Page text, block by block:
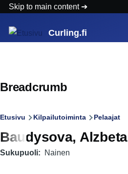
Skip to main content
Curling.fi
Breadcrumb
Etusivu Kilpailutoiminta Pelaajat
Baudysova, Alzbeta
Sukupuoli Nainen